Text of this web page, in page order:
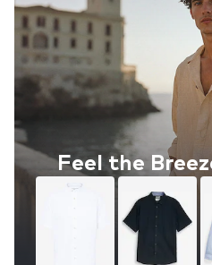
Feel the